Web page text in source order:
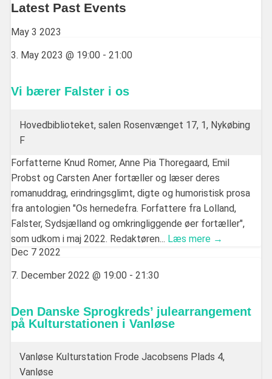
Latest Past Events
May 3 2023
3. May 2023 @ 19:00- 21:00
Vi bærer Falster i os
Hovedbiblioteket, salen Rosenvænget 17, 1, Nykøbing
F
Forfatterne Knud Romer, Anne Pia Thoregaard, Emil
Probst og Carsten Aner fortæller og læser deres
romanuddrag, erindringsglimt, digte og humoristisk prosa
fra antologien "Os hernedefra. Forfattere fra Lolland,
Falster, Sydsjælland og omkringliggende øer fortæller",
som udkom i maj 2022. Redaktøren... Læs mere →
Dec 7 2022
7. December 2022 @ 19:00- 21:30
Den Danske Sprogkreds’ julearrangement
på Kulturstationen i Vanløse
Vanløse Kulturstation Frode Jacobsens Plads 4,
Vanløse